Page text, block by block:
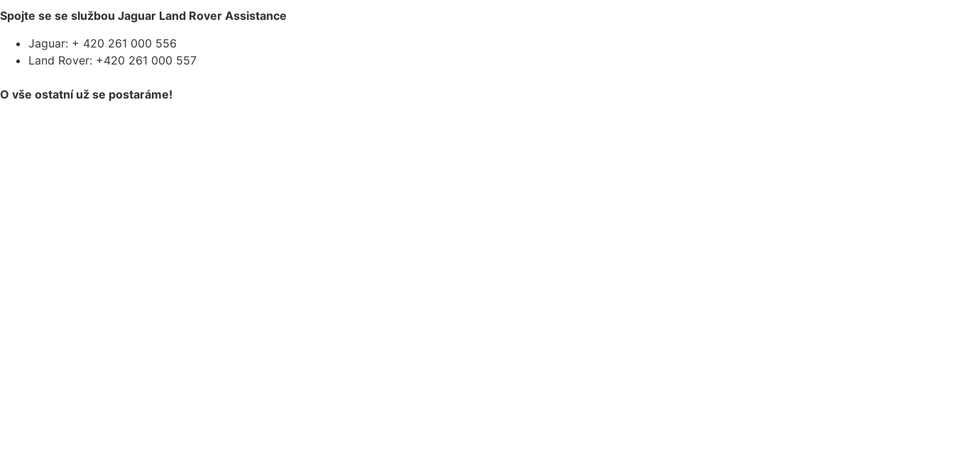
Spojte se se službou Jaguar Land Rover Assistance
Jaguar: + 420 261 000 556
Land Rover: +420 261 000 557
O vše ostatní už se postaráme!